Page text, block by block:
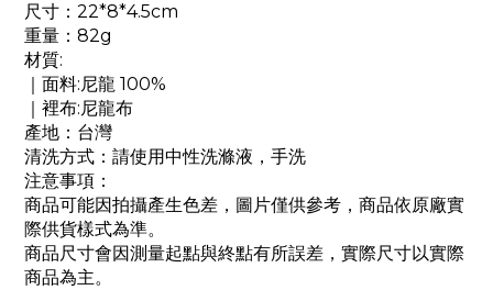
尺寸：22*8*4.5cm
重量：82g
材質:
｜面料:尼龍 100%
｜裡布:尼龍布
產地：台灣
清洗方式：請使用中性洗滌液，手洗
注意事項：
商品可能因拍攝產生色差，圖片僅供參考，商品依原廠實
際供貨樣式為準。
商品尺寸會因測量起點與終點有所誤差，實際尺寸以實際
商品為主。